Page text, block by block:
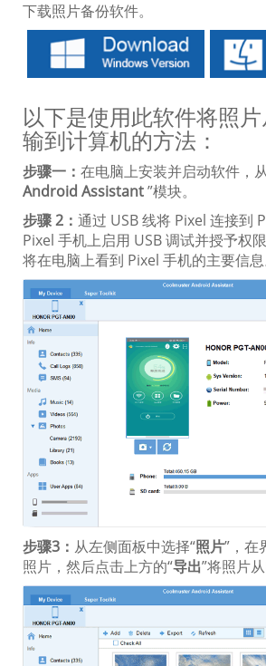
下载照片备份软件。
以下是使用此软件将照
输到计算机的方法：
步骤一： 在电脑上安装并启动软件，
Android Assistant”模块。
步骤 2： 通过 USB 线将 Pixel 连接到
Pixel 手机上启用 USB 调试并授予权
将在电脑上看到 Pixel 手机的主要信息
步骤3： 从左侧面板中选择“照片”，在
照片，然后点击上方的“导出”将照片